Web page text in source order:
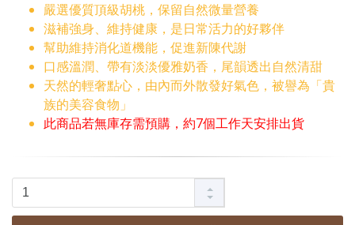
嚴選優質頂級胡桃，保留自然微量營養
滋補強身、維持健康，是日常活力的好夥伴
幫助維持消化道機能，促進新陳代謝
口感溫潤、帶有淡淡優雅奶香，尾韻透出自然清甜
天然的輕奢點心，由內而外散發好氣色，被譽為「貴
族的美容食物」
此商品若無庫存需預購，約7個工作天安排出貨